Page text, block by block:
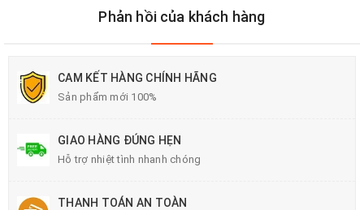
Phản hồi của khách hàng
CAM KẾT HÀNG CHÍNH HÃNG
Sản phẩm mới 100%
GIAO HÀNG ĐÚNG HẸN
Hỗ trợ nhiệt tình nhanh chóng
THANH TOÁN AN TOÀN